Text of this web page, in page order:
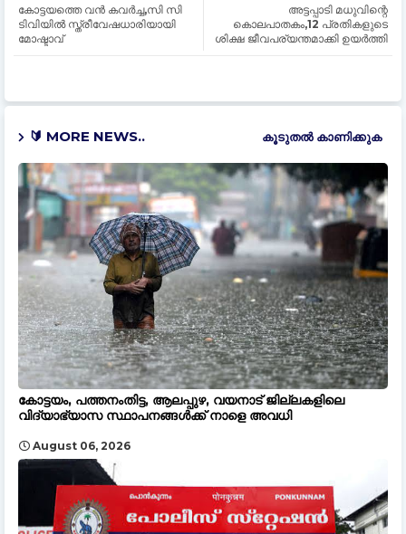
അട്ടപ്പാടി മധുവിന്റെ
കൊലപാതകം,12 പ്രതികളുടെ
ശിക്ഷ ജീവപര്യന്തമാക്കി ഉയർത്തി
കോട്ടയത്തെ വൻ കവർച്ച,സി സി
ടിവിയിൽ സ്ത്രീവേഷധാരിയായി
മോഷ്ടാവ്
🔰 MORE NEWS.. കൂടുതൽ‍ കാണിക്കുക
കോട്ടയം, പത്തനംതിട്ട, ആലപ്പുഴ, വയനാട് ജില്ലകളിലെ
വിദ്യാഭ്യാസ സ്ഥാപനങ്ങൾക്ക് നാളെ അവധി
August 06, 2026